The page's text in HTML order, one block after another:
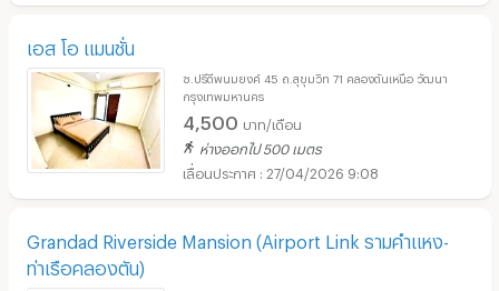
เอส โอ แมนชั่น
ซ.ปรีดีพนมยงค์ 45 ถ.สุขุมวิท 71 คลองตันเหนือ วัฒนา
กรุงเทพมหานคร
4,500 บาท/เดือน
ห่างออกไป 500 เมตร
27/04/2026 9:08
Grandad Riverside Mansion (Airport Link รามคำแหง-
ท่าเรือคลองตัน)